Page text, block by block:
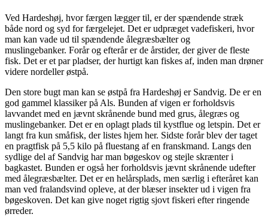
Ved Hardeshøj, hvor færgen lægger til, er der spændende stræk
både nord og syd for færgelejet. Det er udpræget vadefiskeri, hvor
man kan vade ud til spændende ålegræsbælter og
muslingebanker. Forår og efterår er de årstider, der giver de fleste
fisk. Det er et par pladser, der hurtigt kan fiskes af, inden man drøner
videre nordeller østpå.
Den store bugt man kan se østpå fra Hardeshøj er Sandvig. De er en
god gammel klassiker på Als. Bunden af vigen er forholdsvis
lavvandet med en jævnt skrånende bund med grus, ålegræs og
muslingebanker. Det eren oplagt plads til kystflue og letspin. Det er
langt fra kun småfisk, der listes hjem her. Sidste forår blev der taget
en pragtfisk på 5,5 kilo på fluestang af en franskmand. Langs den
sydlige del af Sandvig har man bøgeskov og stejle skrænter i
bagkastet. Bunden er også her forholdsvis jævnt skrånende udefter
med ålegræsbælter. Det er en helårsplads, men særlig i efteråret kan
man ved fralandsvind opleve, at der blæser insekter ud i vigen fra
bøgeskoven. Det kan give noget rigtig sjovt fiskeri efter ringende
ørreder.